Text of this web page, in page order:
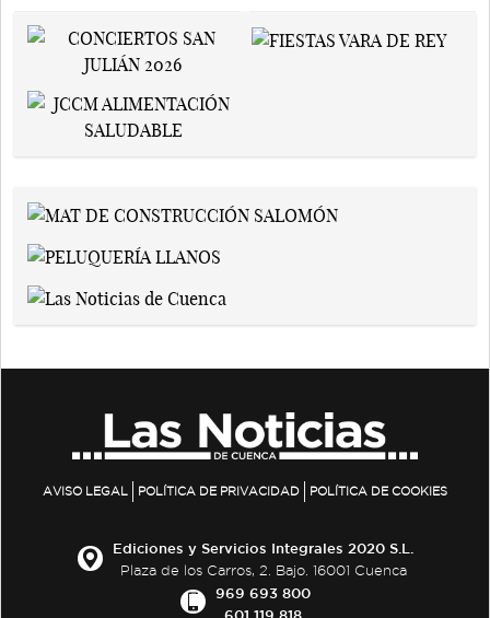
AVISO LEGAL POLÍTICA DE PRIVACIDAD POLÍTICA DE COOKIES
Ediciones y Servicios Integrales 2020 S.L.
Plaza de los Carros, 2. Bajo. 16001 Cuenca
969 693 800